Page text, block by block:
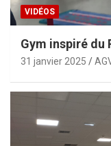
VIDÉOS
Gym inspiré du
31 janvier 2025